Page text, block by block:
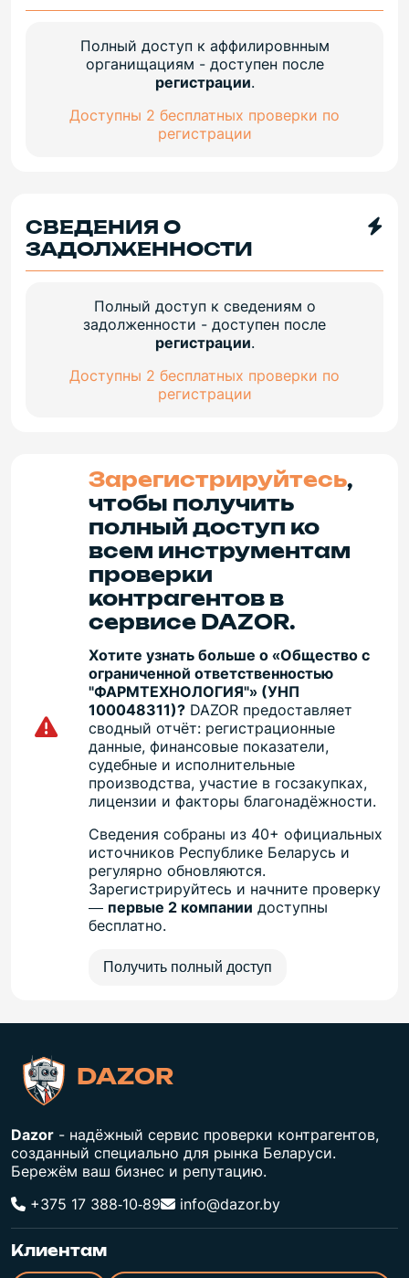
Полный доступ к аффилировнным
органищациям - доступен после
регистрации.
Доступны 2 бесплатных проверки по
регистрации
СВЕДЕНИЯ О
ЗАДОЛЖЕННОСТИ
Полный доступ к сведениям о
задолженности - доступен после
регистрации.
Доступны 2 бесплатных проверки по
регистрации
Зарегистрируйтесь,
чтобы получить
полный доступ ко
всем инструментам
проверки
контрагентов в
сервисе DAZOR.
Хотите узнать больше о «Общество с
ограниченной ответственностью
"ФАРМТЕХНОЛОГИЯ"» (УНП
100048311)? DAZOR предоставляет
сводный отчёт: регистрационные
данные, финансовые показатели,
судебные и исполнительные
производства, участие в госзакупках,
лицензии и факторы благонадёжности.
Сведения собраны из 40+ официальных
источников Республике Беларусь и
регулярно обновляются.
Зарегистрируйтесь и начните проверку
— первые 2 компании доступны
бесплатно.
Получить полный доступ
DAZOR
Dazor - надёжный сервис проверки контрагентов,
созданный специально для рынка Беларуси.
Бережём ваш бизнес и репутацию.
+375 17 388‑10‑89
info@dazor.by
Клиентам